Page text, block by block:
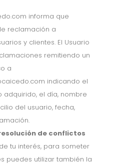
informa que
reclamación a
y clientes. El Usuario
remitiendo un
a
indicando el
adquirido, el día, nombre
del usuario, fecha,
de conflictos
tu interés, para someter
puedes utilizar también la